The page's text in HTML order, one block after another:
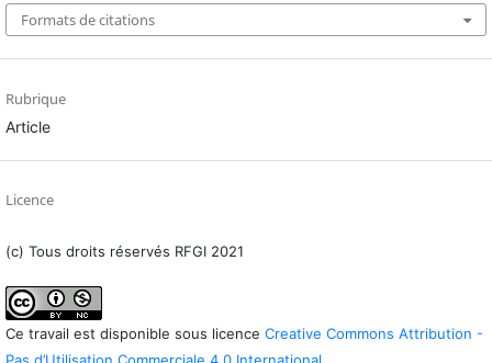
Formats de citations
Rubrique
Article
Licence
(c) Tous droits réservés RFGI 2021
Ce travail est disponible sous licence Creative Commons Attribution -
Pas d’Utilisation Commerciale 4.0 International.